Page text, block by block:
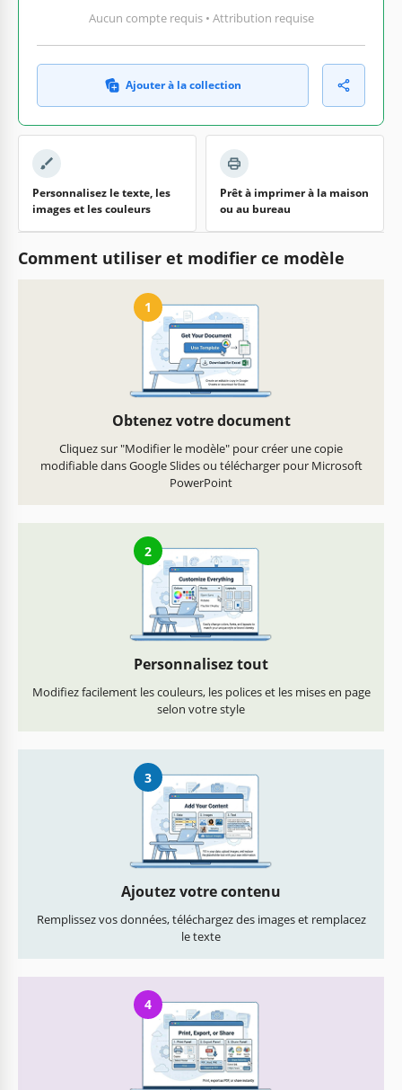
Aucun compte requis • Attribution requise
Ajouter à la collection
Personnalisez le texte, les
images et les couleurs
Prêt à imprimer à la maison
ou au bureau
Comment utiliser et modifier ce modèle
1
Obtenez votre document
Cliquez sur "Modifier le modèle" pour créer une copie
modifiable dans Google Slides ou télécharger pour Microsoft
PowerPoint
2
Personnalisez tout
Modifiez facilement les couleurs, les polices et les mises en page
selon votre style
3
Ajoutez votre contenu
Remplissez vos données, téléchargez des images et remplacez
le texte
4